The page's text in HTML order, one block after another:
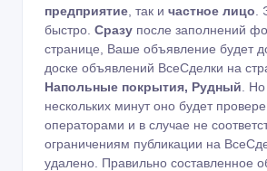
предприятие , так и частное лицо
быстро. Сразу после заполнений
странице, Ваше объявление будет
доске объявлений ВсеСделки на
Напольные покрытия, Рудный .
нескольких минут оно будет
операторами и в случае не
ограничениям публикации на
удалено. Правильно составленное